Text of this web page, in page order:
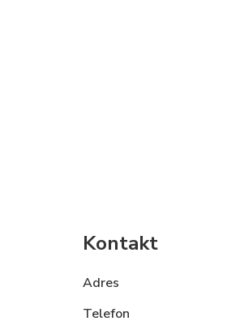
Kontakt
Adres
Telefon